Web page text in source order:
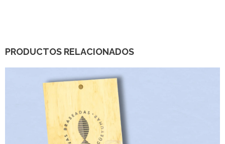
PRODUCTOS RELACIONADOS
150,00 €